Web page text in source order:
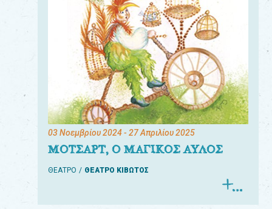
03 Νοεμβρίου 2024- 27 Απριλίου 2025
ΜΟΤΣΑΡΤ, Ο ΜΑΓΙΚΟΣ ΑΥΛΟΣ
ΘΕΑΤΡΟ ΘΕΑΤΡΟ ΚΙΒΩΤΟΣ